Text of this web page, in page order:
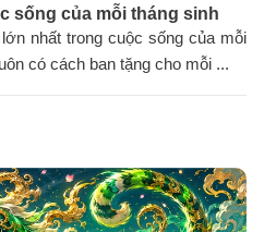
sống của mỗi tháng sinh
nhất trong cuộc sống của mỗi
có cách ban tặng cho mỗi ...